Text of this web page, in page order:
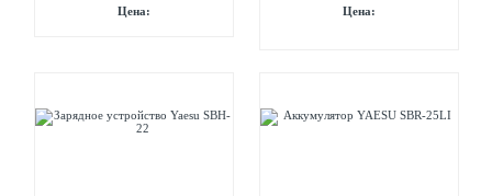
Цена:
Цена: